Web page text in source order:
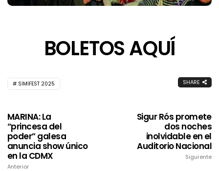
BOLETOS AQUÍ
SIMIFEST 2025 SHARE
MARINA: La
“princesa del
poder” galesa
anuncia show único
en la CDMX
Anterior
Sigur Rós promete
dos noches
inolvidable en el
Auditorio Nacional
Siguiente